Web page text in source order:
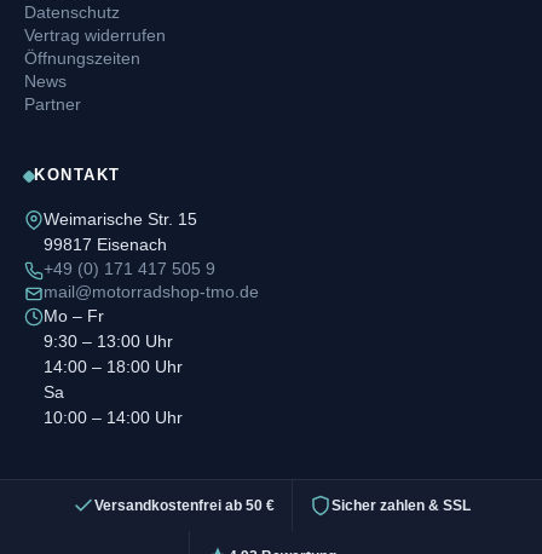
Datenschutz
Vertrag widerrufen
Öffnungszeiten
News
Partner
KONTAKT
Weimarische Str. 15
99817 Eisenach
+49 (0) 171 417 505 9
mail@motorradshop-tmo.de
Mo – Fr
9:30 – 13:00 Uhr
14:00 – 18:00 Uhr
Sa
10:00 – 14:00 Uhr
Versandkostenfrei ab 50 € Sicher zahlen & SSL